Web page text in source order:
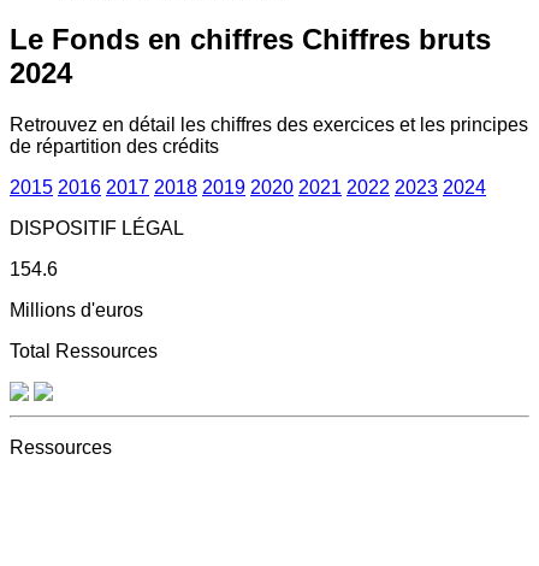
Le Fonds en chiffres Chiffres bruts
2024
Retrouvez en détail les chiffres des exercices et les principes
de répartition des crédits
2015 2016 2017 2018 2019 2020 2021 2022 2023 2024
DISPOSITIF LÉGAL
154.6
Millions d'euros
Total Ressources
Ressources